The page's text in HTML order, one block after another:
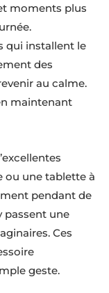
moments plus
qui installent le
des
au calme.
maintenant
ou une tablette à
pendant de
passent une
Ces
geste.